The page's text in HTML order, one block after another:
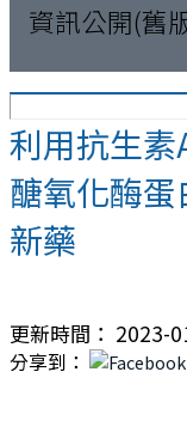
資訊公開(舊
利用抗生
醣氧化酶
新藥
更新時間： 2023-
分享到：